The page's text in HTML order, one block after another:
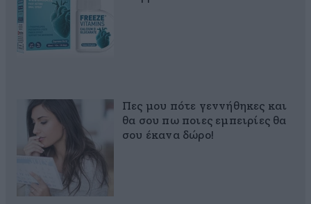
Πες μου πότε γεννήθηκες και
θα σου πω ποιες εμπειρίες θα
σου έκανα δώρο!